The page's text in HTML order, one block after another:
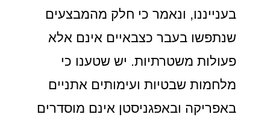
בענייננו, ונאמר כי חלק מהמבצעים
שנתפשו בעבר כצבאיים אינם אלא
פעולות משטרתיות. יש שטענו כי
מלחמות שבטיות ועימותים אתניים
באפריקה ובאפגניסטן אינם מוסדרים